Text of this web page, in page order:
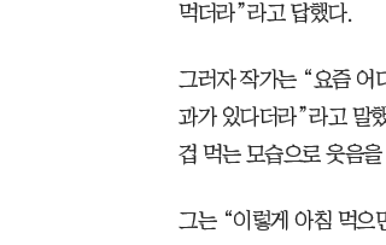
먹더라”라고 답했다.
그러자 작가는 “요즘 어
과가 있다더라”라고 말
겁 먹는 모습으로 웃음
그는 “이렇게 아침 먹으